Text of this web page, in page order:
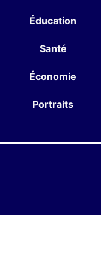
Éducation
Santé
Économie
Portraits